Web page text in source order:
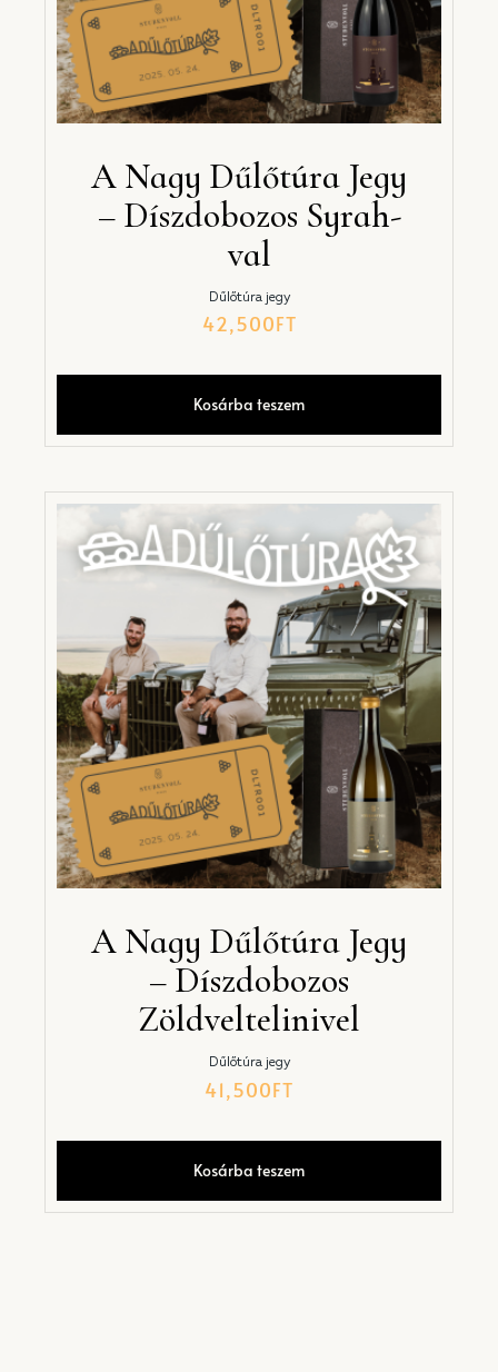
A Nagy Dűlőtúra Jegy
– Díszdobozos Syrah-
val
Dűlőtúra jegy
42,500FT
Kosárba teszem
A Nagy Dűlőtúra Jegy
– Díszdobozos
Zöldveltelinivel
Dűlőtúra jegy
41,500FT
Kosárba teszem